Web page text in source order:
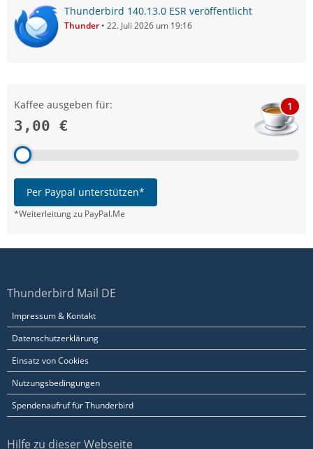
Thunderbird 140.13.0 ESR veröffentlicht
Thunder 22. Juli 2026 um 19:16
Kaffee ausgeben für:
3,00 €
1
Per Paypal unterstützen*
*Weiterleitung zu PayPal.Me
Thunderbird Mail DE
Impressum & Kontakt
Datenschutzerklärung
Einsatz von Cookies
Nutzungsbedingungen
Spendenaufruf für Thunderbird
Hilfe zu dieser Webseite